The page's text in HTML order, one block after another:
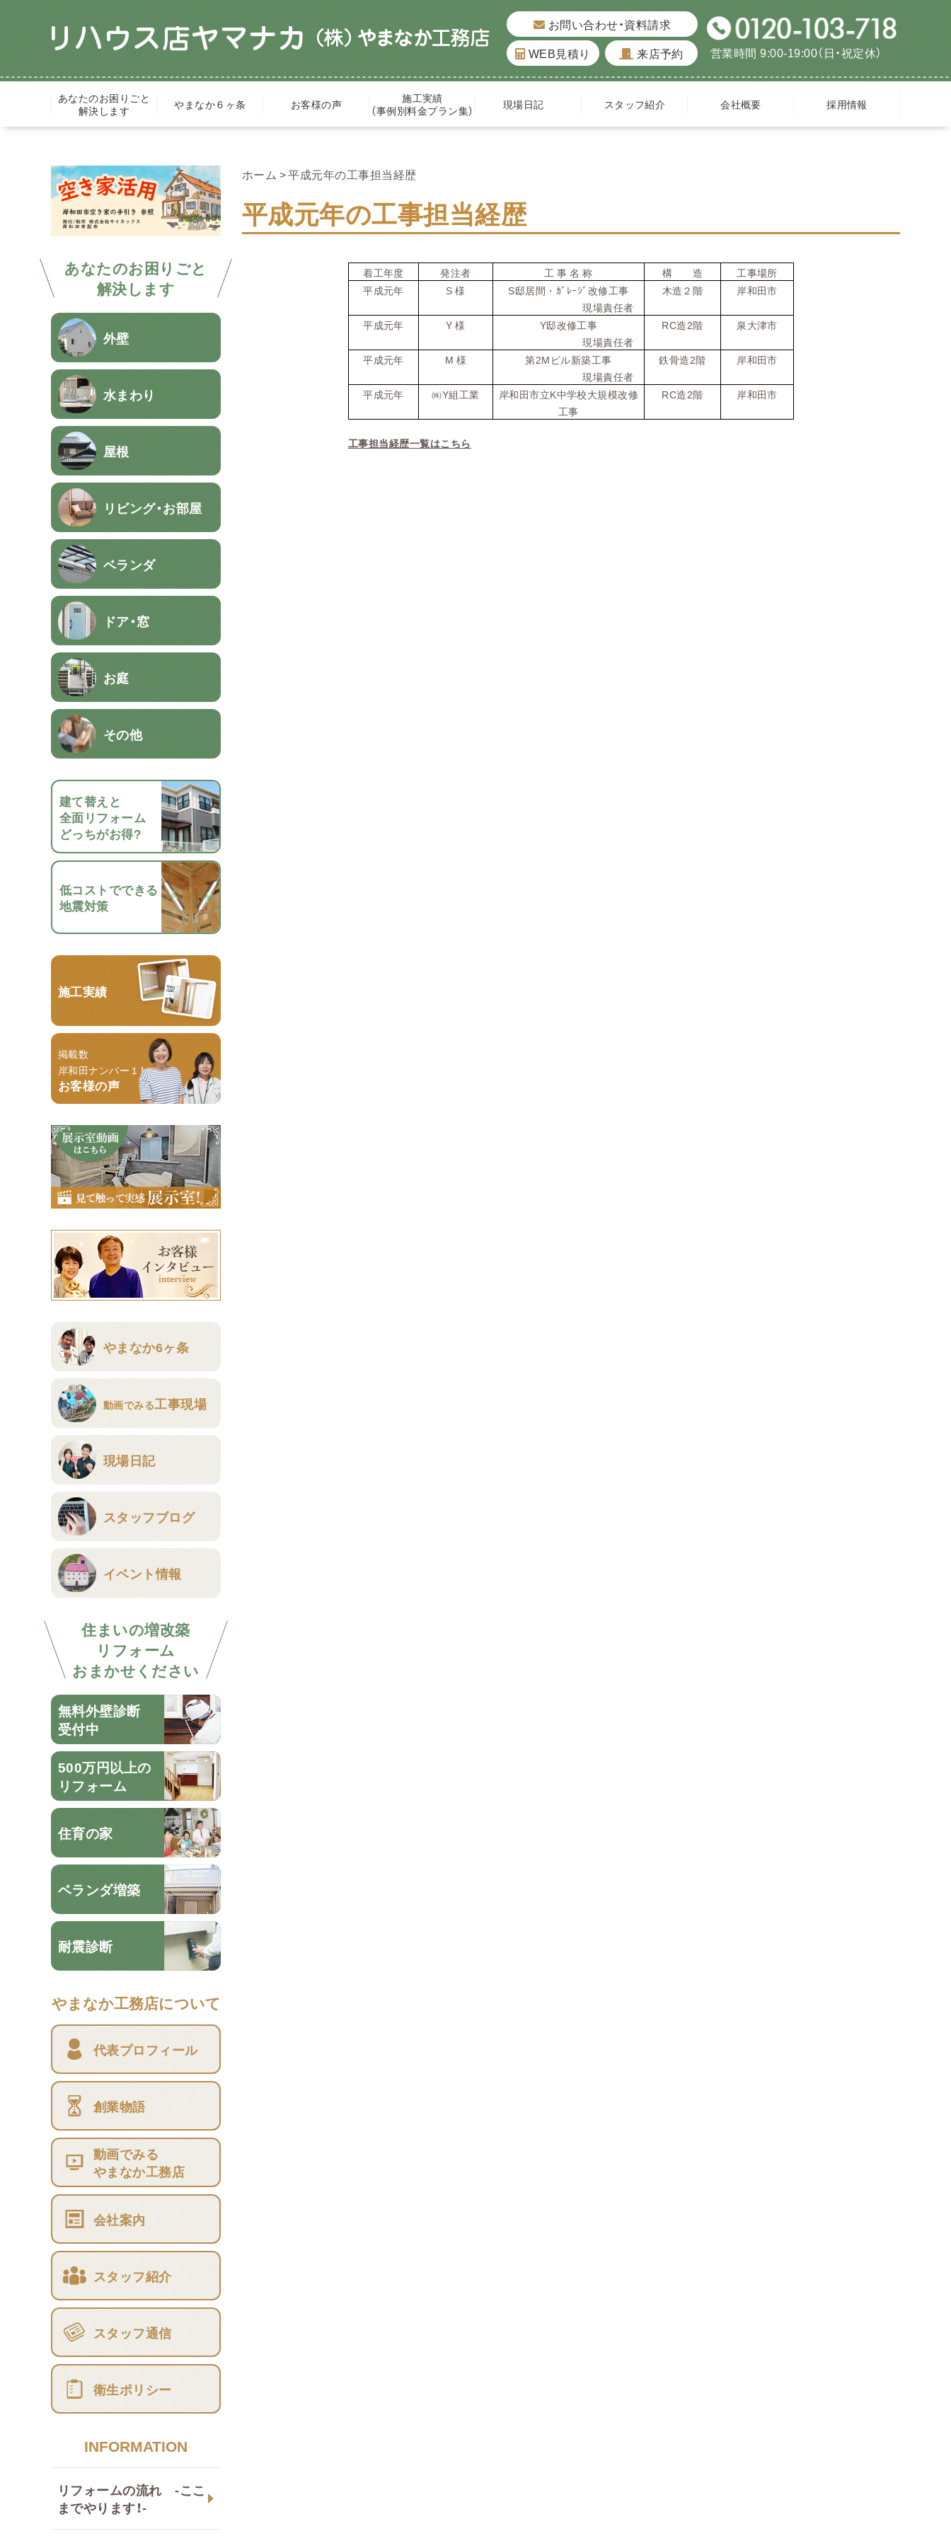
お問い合わせ・資料請求
WEB見積り
来店予約 営業時間 9:00-19:00（日・祝定休）
あなたのお困りごと
解決します
やまなか６ヶ条 お客様の声
施工実績
（事例別料金プラン集）
現場日記 スタッフ紹介 会社概要 採用情報
あなたのお困りごと
解決します
外壁
水まわり
屋根
リビング・お部屋
ベランダ
ドア・窓
お庭
その他
建て替えと
全面リフォーム
どっちがお得?
低コストでできる
地震対策
施工実績
掲載数
岸和田ナンバー１！
お客様の声
やまなか6ヶ条
動画でみる工事現場
現場日記
スタッフブログ
イベント情報
住まいの増改築
リフォーム
おまかせください
無料外壁診断
受付中
500万円以上の
リフォーム
住育の家
ベランダ増築
耐震診断
やまなか工務店について
代表プロフィール
創業物語
動画でみる
やまなか工務店
会社案内
スタッフ紹介
スタッフ通信
衛生ポリシー
INFORMATION
リフォームの流れ -ここ
までやります！-
ホーム 平成元年の工事担当経歴
平成元年の工事担当経歴
着工年度 発注者 工 事 名 称 構 造
工事場所
平成元年
S様 S邸居間・ｶﾞﾚｰｼﾞ改修工事
現場責任者
木造２階 岸和田市
平成元年 Y様 Y邸改修工事
現場責任者
RC造2階 泉大津市
平成元年 M 様 第2M ビル新築工事
現場責任者
鉄骨造2階 岸和田市
平成元年 ㈱Y組工業 岸和田市立K中学校大規模改修
工事
RC造2階 岸和田市
工事担当経歴一覧はこちら